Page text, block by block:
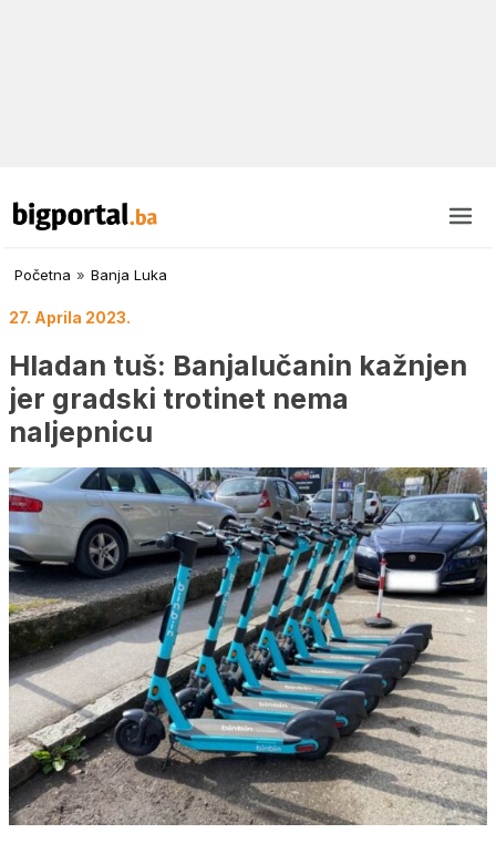
Početna » Banja Luka
27. Aprila 2023.
Hladan tuš: Banjalučanin kažnjen
jer gradski trotinet nema
naljepnicu